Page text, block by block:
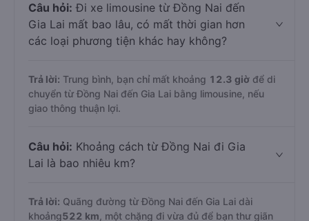
Câu hỏi: Đi xe limousine từ Đồng Nai đến
Gia Lai mất bao lâu, có mất thời gian hơn
các loại phương tiện khác hay không?
Trả lời: Trung bình, bạn chỉ mất khoảng 12.3 giờ để di
chuyển từ Đồng Nai đến Gia Lai bằng limousine, nếu
giao thông thuận lợi.
Câu hỏi: Khoảng cách từ Đồng Nai đi Gia
Lai là bao nhiêu km?
Trả lời: Quãng đường từ Đồng Nai đến Gia Lai dài
khoảng522 km , một chặng đi vừa đủ để bạn thư giãn